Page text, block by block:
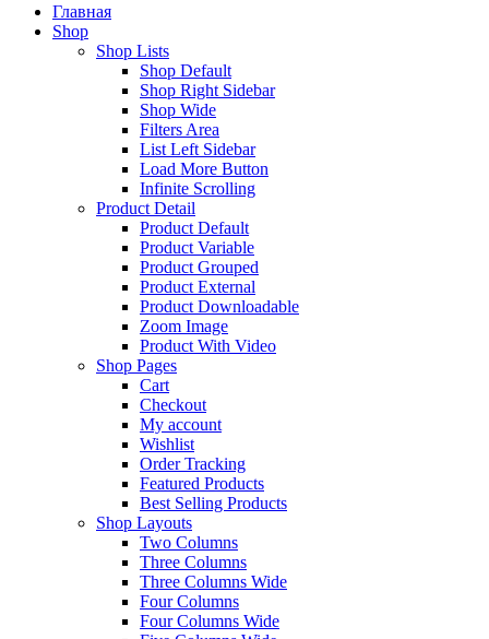
Главная
Shop
Shop Lists
Shop Default
Shop Right Sidebar
Shop Wide
Filters Area
List Left Sidebar
Load More Button
Infinite Scrolling
Product Detail
Product Default
Product Variable
Product Grouped
Product External
Product Downloadable
Zoom Image
Product With Video
Shop Pages
Cart
Checkout
My account
Wishlist
Order Tracking
Featured Products
Best Selling Products
Shop Layouts
Two Columns
Three Columns
Three Columns Wide
Four Columns
Four Columns Wide